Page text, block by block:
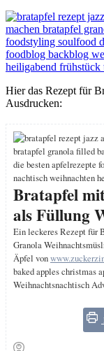
Hier das Rezept für
Ausdrucken:
Bratapfel
als Füllung
Ein leckeres Rezept für
Granola
Äpfel von
baked apples christmas
Weihnachtsnachtisch